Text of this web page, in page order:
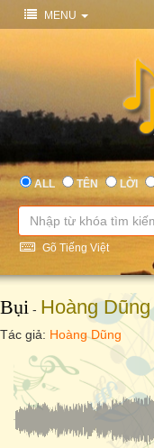
MENU
ALL TÊN LỜI
Gõ Tiếng Việt
Bụi - Hoàng Dũng
Tác giả: Hoàng Dũng